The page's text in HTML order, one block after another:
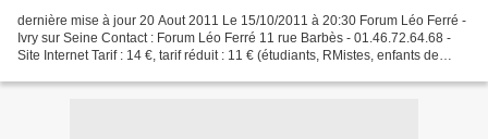
dernière mise à jour 20 Aout 2011 Le 15/10/2011 à 20:30 Forum Léo Ferré -
Ivry sur Seine Contact : Forum Léo Ferré 11 rue Barbès - 01.46.72.64.68 -
Site Internet Tarif : 14 €, tarif réduit : 11 € (étudiants, RMistes, enfants de